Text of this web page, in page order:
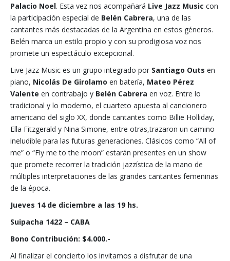
Palacio Noel. Esta vez nos acompañará Live Jazz Music con
la participación especial de Belén Cabrera, una de las
cantantes más destacadas de la Argentina en estos géneros.
Belén marca un estilo propio y con su prodigiosa voz nos
promete un espectáculo excepcional.
Live Jazz Music es un grupo integrado por Santiago Outs en
piano, Nicolás De Girolamo en batería, Mateo Pérez
Valente en contrabajo y Belén Cabrera en voz. Entre lo
tradicional y lo moderno, el cuarteto apuesta al cancionero
americano del siglo XX, donde cantantes como Billie Holliday,
Ella Fitzgerald y Nina Simone, entre otras,trazaron un camino
ineludible para las futuras generaciones. Clásicos como “All of
me” o “Fly me to the moon” estarán presentes en un show
que promete recorrer la tradición jazzística de la mano de
múltiples interpretaciones de las grandes cantantes femeninas
de la época.
Jueves 14 de diciembre a las 19 hs.
Suipacha 1422 – CABA
Bono Contribución: $4.000.-
Al finalizar el concierto los invitamos a disfrutar de una